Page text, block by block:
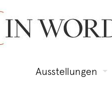
Ausstellungen